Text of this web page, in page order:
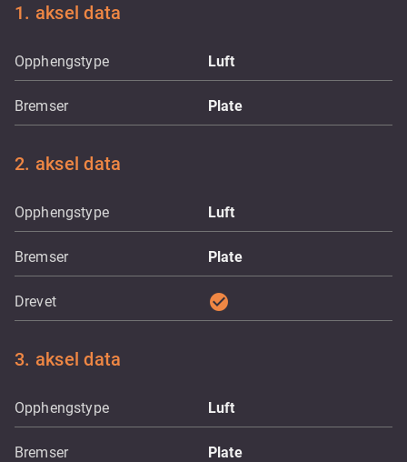
1. aksel data
Opphengstype Luft
Bremser Plate
2. aksel data
Opphengstype Luft
Bremser Plate
Drevet check_circle
3. aksel data
Opphengstype Luft
Bremser Plate